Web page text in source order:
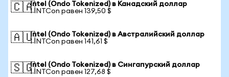
🇨🇦Intel (Ondo Tokenized) в Канадский доллар
1 INTCon равен 139,50 $
🇦🇺Intel (Ondo Tokenized) в Австралийский доллар
1 INTCon равен 141,61 $
🇸🇬Intel (Ondo Tokenized) в Сингапурский доллар
1 INTCon равен 127,68 $